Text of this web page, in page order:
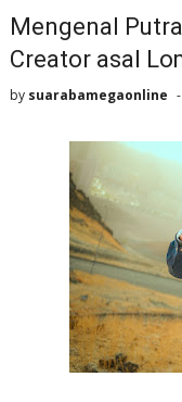
Mengenal
Creator asal
by suarabamegaonline